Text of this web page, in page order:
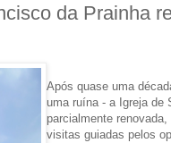
da Prainha
Após quase uma
uma ruína - a Igreja de
parcialmente
visitas guiadas pelos